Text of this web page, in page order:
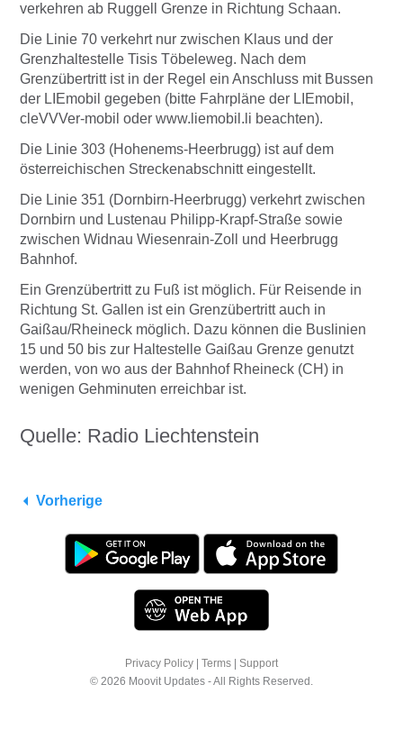
verkehren ab Ruggell Grenze in Richtung Schaan.
Die Linie 70 verkehrt nur zwischen Klaus und der
Grenzhaltestelle Tisis Töbeleweg. Nach dem
Grenzübertritt ist in der Regel ein Anschluss mit Bussen
der LIEmobil gegeben (bitte Fahrpläne der LIEmobil,
cleVVVer-mobil oder www.liemobil.li beachten).
Die Linie 303 (Hohenems-Heerbrugg) ist auf dem
österreichischen Streckenabschnitt eingestellt.
Die Linie 351 (Dornbirn-Heerbrugg) verkehrt zwischen
Dornbirn und Lustenau Philipp-Krapf-Straße sowie
zwischen Widnau Wiesenrain-Zoll und Heerbrugg
Bahnhof.
Ein Grenzübertritt zu Fuß ist möglich. Für Reisende in
Richtung St. Gallen ist ein Grenzübertritt auch in
Gaißau/Rheineck möglich. Dazu können die Buslinien
15 und 50 bis zur Haltestelle Gaißau Grenze genutzt
werden, von wo aus der Bahnhof Rheineck (CH) in
wenigen Gehminuten erreichbar ist.
Quelle: Radio Liechtenstein
Vorherige
Privacy Policy Terms
Support
© 2026 Moovit Updates - All Rights Reserved.